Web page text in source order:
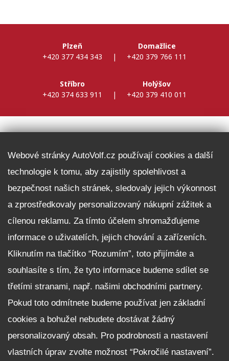
Plzeň
+420 377 434 343
|
Domažlice
+420 379 766 111
Stříbro
+420 374 633 911
|
Holýšov
+420 379 410 011
Fleet program Škoda
Nabídka zaměstnání
Facebook
Reklamační řád
Zásady zpracování osobních údajů pro zákazníky
Upozornění pro věřitele a společníky na jejich práva
Nastavení cookies
Webové stránky AutoVolf.cz používají cookies a další
technologie k tomu, aby zajistily spolehlivost a
bezpečnost našich stránek, sledovaly jejich výkonnost
a zprostředkovaly personalizovaný nákupní zážitek a
cílenou reklamu. Za tímto účelem shromažďujeme
informace o uživatelích, jejich chování a zařízeních.
Kliknutím na tlačítko “Rozumím”, toto přijímáte a
souhlasíte s tím, že tyto informace budeme sdílet se
třetími stranami, např. našimi obchodními partnery.
Pokud toto odmítnete budeme používat jen základní
cookies a bohužel nebudete dostávat žádný
personalizovaný obsah. Pro podrobnosti a nastavení
vlastních úprav zvolte možnost “Pokročilé nastavení”.